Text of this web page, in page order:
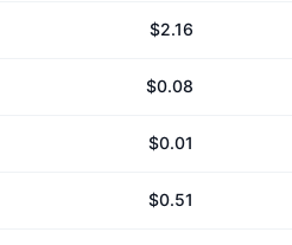
$2.16
$0.08
$0.01
$0.51